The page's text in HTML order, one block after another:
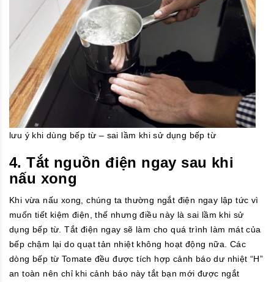
lưu ý khi dùng bếp từ – sai lầm khi sử dụng bếp từ
4. Tắt nguồn điện ngay sau khi
nấu xong
Khi vừa nấu xong, chúng ta thường ngắt điện ngay lập tức vì
muốn tiết kiệm điện, thế nhưng điều này là sai lầm khi sử
dụng bếp từ. Tắt điện ngay sẽ làm cho quá trình làm mát của
bếp chậm lại do quạt tản nhiệt không hoạt động nữa. Các
dòng bếp từ Tomate đều được tích hợp cảnh báo dư nhiệt “H”
an toàn nên chỉ khi cảnh báo này tắt bạn mới được ngắt